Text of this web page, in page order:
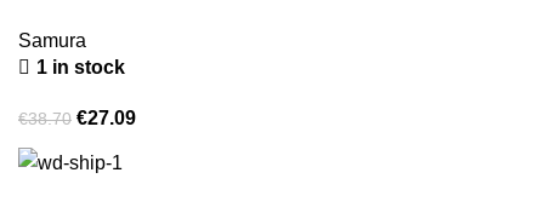
Samura
1 in stock
€38.70 €27.09